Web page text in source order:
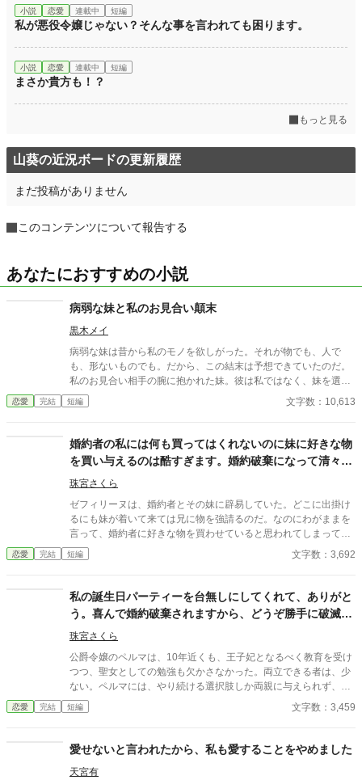
年間ポイント 375,460 pt (1,483 位)
1,089,675 pt (5,338 位)
小説 恋愛 連載中 短編
私が悪役令嬢じゃない？そんな事を言われても困ります。
小説 恋愛 連載中 短編
まさか貴方も！？
もっと見る
山葵の近況ボードの更新履歴
まだ投稿がありません
このコンテンツについて報告する
あなたにおすすめの小説
病弱な妹と私のお見合い顛末
黒木メイ
病弱な妹は昔から私のモノを欲しがった。それが物でも、人で
も、形ないものでも。だから、この結末は予想できていたのだ。
私のお見合い相手の腕に抱かれた妹。彼は私ではなく、妹を選ん
だのだという。 妹は「お姉様。こんな結果になってしまって……
本当にごめんなさい」と言った。優越感を滲ませながら。 この場
はふわふわ。 ※予告なく修正、加筆する場合があります。 ※小説
家になろう様からの転載。他サイトにも掲載中。 ※小説家になろ
う様にて、4/23日間総合ランキング1位感謝！ ※他視点は随時投
稿していきます。
恋愛 完結 短編 文字数：10,613
婚約者の私には何も買ってはくれないのに妹に好きな物
を買い与えるのは酷すぎます。婚約破棄になって清々し
ているので付き纏わないで
珠宮さくら
ゼフィリーヌは、婚約者とその妹に辟易していた。どこに出掛け
るにも妹が着いて来ては兄に物を強請るのだ。なのにわがままを
言って、婚約者に好きな物を買わせていると思われてしまってい
恋愛 完結 短編 文字数：3,692
私の誕生日パーティーを台無しにしてくれて、ありがと
う。喜んで婚約破棄されますから、どうぞ勝手に破滅し
て
珠宮さくら
公爵令嬢のペルマは、10年近くも、王子妃となるべく教育を受け
つつ、聖女としての勉強も欠かさなかった。両立できる者は、少
ない。ペルマには、やり続ける選択肢しか両親に与えられず、辞
退することも許されなかった。 特別な誕生日のパーティーで婚約
破棄されたということが、両親にとって恥でしかない娘として勘
一変する。 大事な節目のパーティーを台無しにされ、それを引き
換えにペルマは、ようやく自由を手にすることになる。 ※全３
話。
恋愛 完結 短編 文字数：3,459
愛せないと言われたから、私も愛することをやめました
天宮有